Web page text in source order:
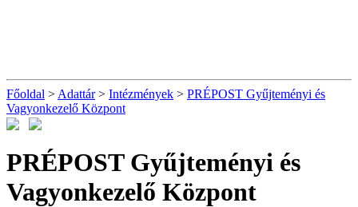
Főoldal > Adattár> Intézmények > PRÉPOST Gyűjteményi és
Vagyonkezelő Központ
PRÉPOST Gyűjteményi és
Vagyonkezelő Központ